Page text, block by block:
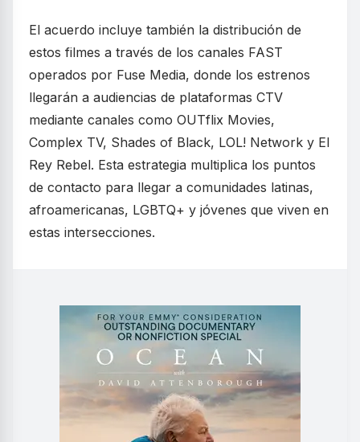
El acuerdo incluye también la distribución de
estos filmes a través de los canales FAST
operados por Fuse Media, donde los estrenos
llegarán a audiencias de plataformas CTV
mediante canales como OUTflix Movies,
Complex TV, Shades of Black, LOL! Network y El
Rey Rebel. Esta estrategia multiplica los puntos
de contacto para llegar a comunidades latinas,
afroamericanas, LGBTQ+ y jóvenes que viven en
estas intersecciones.